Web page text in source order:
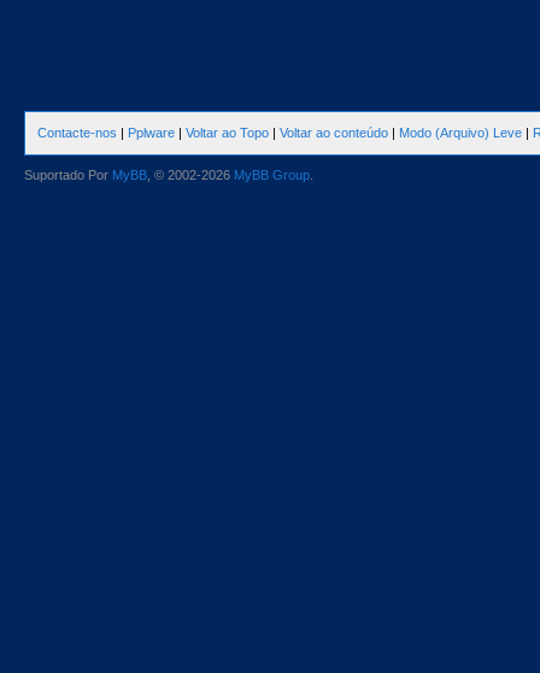
Contacte-nos | Pplware | Voltar ao Topo | Voltar ao conteúdo | Modo (Arquivo) Leve |
Suportado Por MyBB , © 2002-2026 MyBB Group